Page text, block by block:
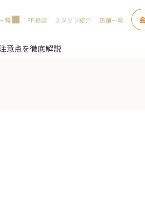
覧 FP相談 スタッフ紹介 店舗一覧
意点を徹底解説